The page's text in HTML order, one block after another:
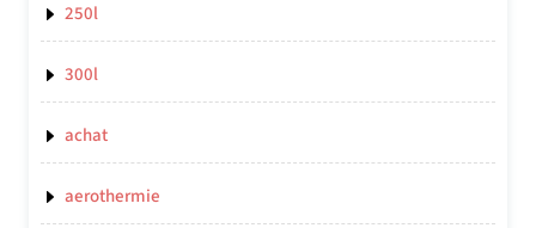
250l
300l
achat
aerothermie